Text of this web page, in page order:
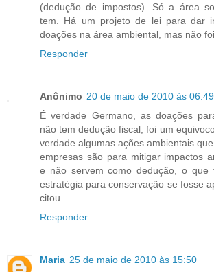
(dedução de impostos). Só a área
tem. Há um projeto de lei para dar
doações na área ambiental, mas não
Responder
Anônimo 20 de maio de 2010 às 06:49
É verdade Germano, as doações
não tem dedução fiscal, foi um
verdade algumas ações ambientais
empresas são para mitigar impactos
e não servem como dedução, o que
estratégia para conservação se fosse
citou.
Responder
Maria 25 de maio de 2010 às 15:50